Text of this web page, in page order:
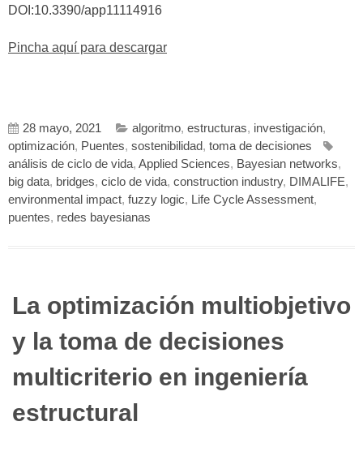
DOI:10.3390/app11114916
Pincha aquí para descargar
28 mayo, 2021 algoritmo, estructuras, investigación,
optimización, Puentes, sostenibilidad, toma de decisiones
análisis de ciclo de vida, Applied Sciences, Bayesian networks,
big data, bridges, ciclo de vida, construction industry, DIMALIFE,
environmental impact, fuzzy logic, Life Cycle Assessment,
puentes, redes bayesianas
La optimización multiobjetivo
y la toma de decisiones
multicriterio en ingeniería
estructural